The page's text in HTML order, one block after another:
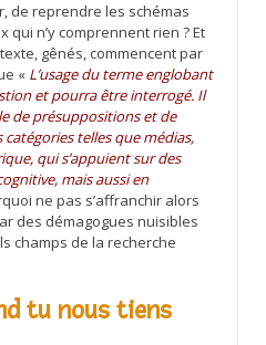
de reprendre les schémas
n’y comprennent rien ? Et
gênés, commencent par
« L’usage du terme englobant
et pourra être interrogé. Il
de présuppositions et de
telles que médias,
qui s’appuient sur des
mais aussi en
ne pas s’affranchir alors
des démagogues nuisibles
champs de la recherche
tu nous tiens